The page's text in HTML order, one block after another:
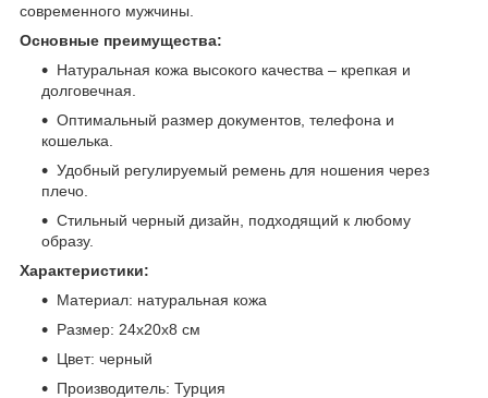
современного мужчины.
Основные преимущества:
Натуральная кожа высокого качества – крепкая и
долговечная.
Оптимальный размер документов, телефона и
кошелька.
Удобный регулируемый ремень для ношения через
плечо.
Стильный черный дизайн, подходящий к любому
образу.
Характеристики:
Материал: натуральная кожа
Размер: 24х20х8 см
Цвет: черный
Производитель: Турция